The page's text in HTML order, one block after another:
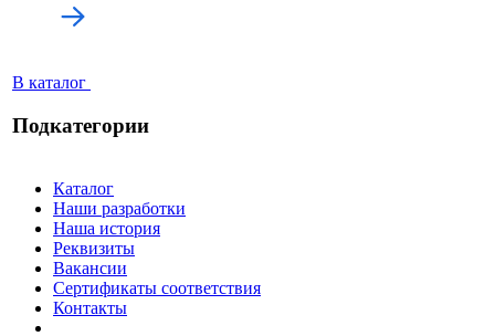
В каталог
Подкатегории
Каталог
Наши разработки
Наша история
Реквизиты
Вакансии
Сертификаты соответствия
Контакты